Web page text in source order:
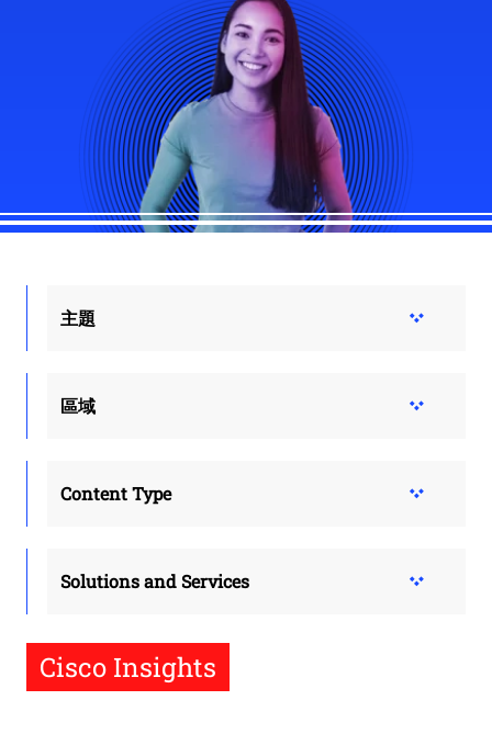
主題
區域
Content Type
Solutions and Services
Cisco Insights